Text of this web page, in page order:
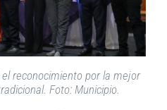
reconocimiento por la mejor
Foto: Municipio.